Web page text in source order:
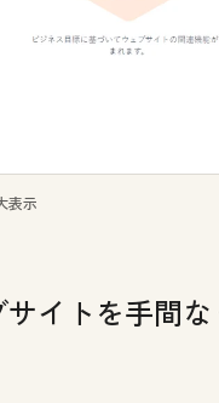
表示
イトを手間な